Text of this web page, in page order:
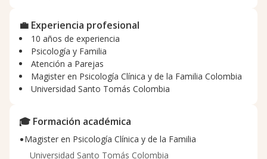
💼 Experiencia profesional
10 años de experiencia
Psicología y Familia
Atención a Parejas
Magister en Psicología Clínica y de la Familia Colombia
Universidad Santo Tomás Colombia
🎓 Formación académica
•Magister en Psicología Clínica y de la Familia
Universidad Santo Tomás Colombia